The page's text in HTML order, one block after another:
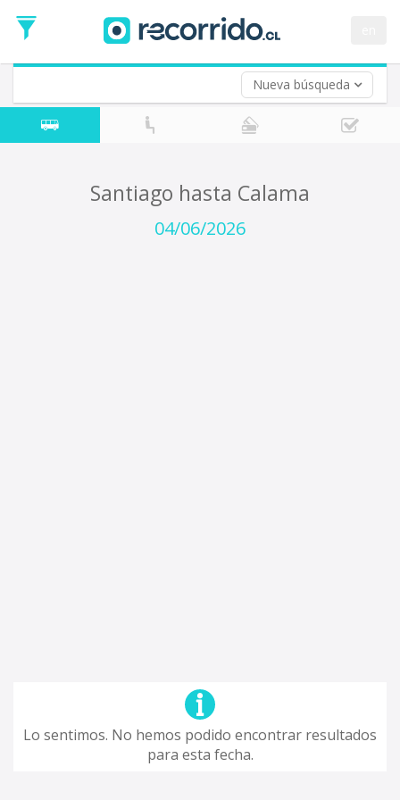
Nueva búsqueda
de
Ida
Vuelta (opcional)
Fecha
de
Santiago hasta Calama
04/06/2026
Lo sentimos. No hemos podido encontrar resultados
para esta fecha.